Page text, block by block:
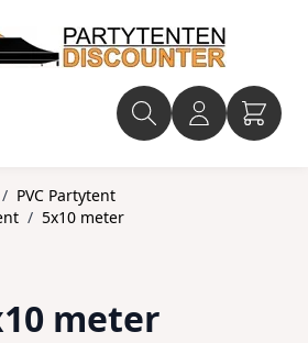
/ PVC Partytent
/ 5x10 meter
meter